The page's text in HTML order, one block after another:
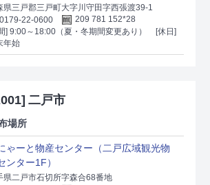
県三戸郡三戸町大字川守田字西張渡39-1
0179-22-0600
209 781 152*28
] 9:00～18:00（夏・冬期間変更あり）
[休日]
年始
二戸市
場所
ゃーと物産センター（二戸広域観光物
ンター1F）
県二戸市石切所字森合68番地